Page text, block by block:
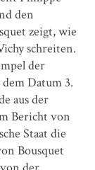
den
zeigt, wie
schreiten.
der
Datum 3.
aus der
Bericht von
Staat die
Bousquet